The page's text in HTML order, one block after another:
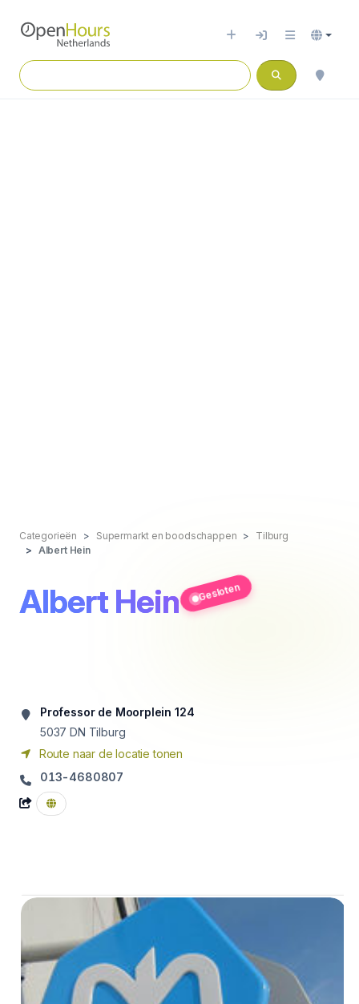
Categorieën Supermarkt en boodschappen
Tilburg
Albert Hein
Albert Hein Gesloten
Professor de Moorplein 124
5037 DN Tilburg
Route naar de locatie tonen
013-4680807